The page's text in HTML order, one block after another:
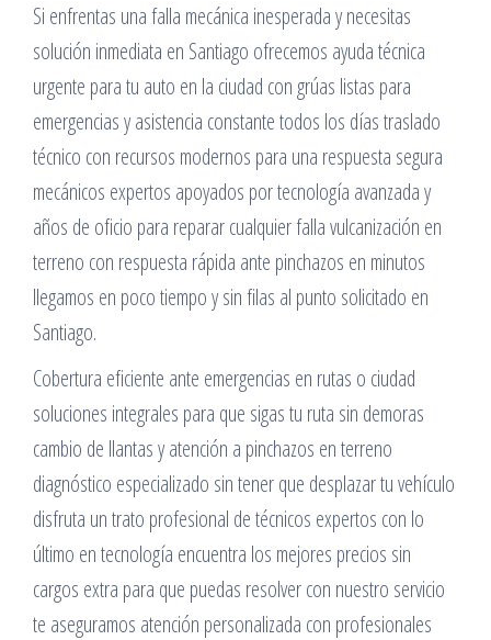
Si enfrentas una falla mecánica inesperada y necesitas
solución inmediata en Santiago ofrecemos ayuda técnica
urgente para tu auto en la ciudad con grúas listas para
emergencias y asistencia constante todos los días traslado
técnico con recursos modernos para una respuesta segura
mecánicos expertos apoyados por tecnología avanzada y
años de oficio para reparar cualquier falla vulcanización en
terreno con respuesta rápida ante pinchazos en minutos
llegamos en poco tiempo y sin filas al punto solicitado en
Santiago.
Cobertura eficiente ante emergencias en rutas o ciudad
soluciones integrales para que sigas tu ruta sin demoras
cambio de llantas y atención a pinchazos en terreno
diagnóstico especializado sin tener que desplazar tu vehículo
disfruta un trato profesional de técnicos expertos con lo
último en tecnología encuentra los mejores precios sin
cargos extra para que puedas resolver con nuestro servicio
te aseguramos atención personalizada con profesionales